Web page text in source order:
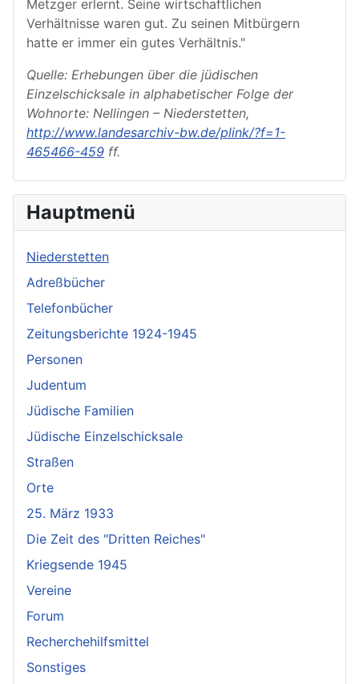
Metzger erlernt. Seine wirtschaftlichen
Verhältnisse waren gut. Zu seinen Mitbürgern
hatte er immer ein gutes Verhältnis."
Quelle: Erhebungen über die jüdischen
Einzelschicksale in alphabetischer Folge der
Wohnorte: Nellingen – Niederstetten,
http://www.landesarchiv-bw.de/plink/?f=1-
465466-459 ff.
Hauptmenü
Niederstetten
Adreßbücher
Telefonbücher
Zeitungsberichte 1924-1945
Personen
Judentum
Jüdische Familien
Jüdische Einzelschicksale
Straßen
Orte
25. März 1933
Die Zeit des "Dritten Reiches"
Kriegsende 1945
Vereine
Forum
Recherchehilfsmittel
Sonstiges